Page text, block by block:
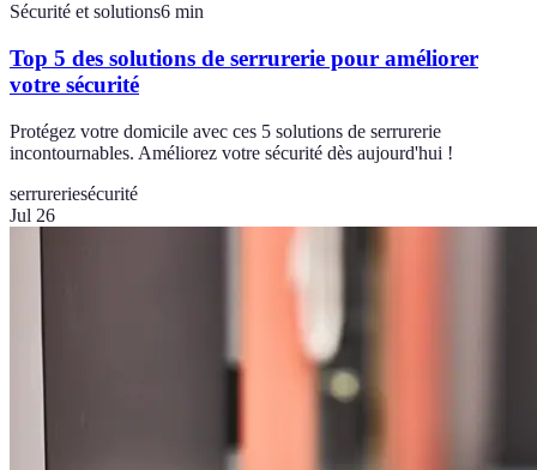
Sécurité et solutions6 min
Top 5 des solutions de serrurerie pour améliorer
votre sécurité
Protégez votre domicile avec ces 5 solutions de serrurerie
incontournables. Améliorez votre sécurité dès aujourd'hui !
serrureriesécurité
Jul 26